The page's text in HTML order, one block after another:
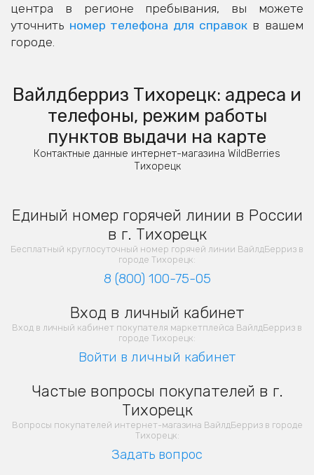
центра в регионе пребывания, вы можете
уточнить номер телефона для справокв вашем
городе.
Вайлдберриз Тихорецк: адреса и
телефоны, режим работы
пунктов выдачи на карте
Контактные данные интернет-магазина WildBerries
Тихорецк
Единый номер горячей линии в России
в г. Тихорецк
Бесплатный круглосуточный номер горячей линии ВайлдБерриз в
городе Тихорецк:
8 (800) 100-75-05
Вход в личный кабинет
Вход в личный кабинет покупателя маркетплейса ВайлдБерриз в
городе Тихорецк:
Войти в личный кабинет
Частые вопросы покупателей в г.
Тихорецк
Вопросы покупателей интернет-магазина ВайлдБерриз в городе
Тихорецк:
Задать вопрос